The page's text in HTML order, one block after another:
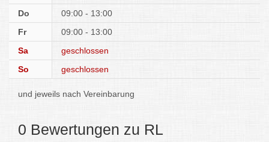
Do
09:00 - 13:00
Fr
09:00 - 13:00
Sa
geschlossen
So
geschlossen
und jeweils nach Vereinbarung
0 Bewertungen zu RL